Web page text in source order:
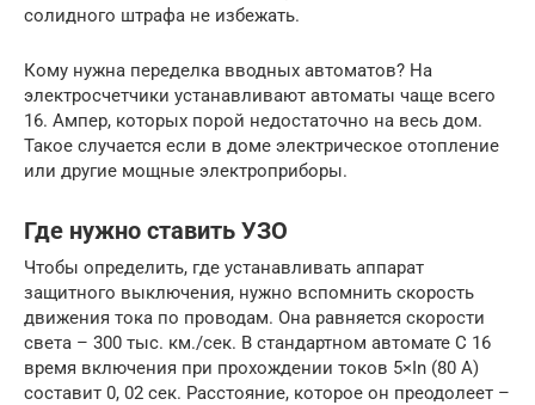
солидного штрафа не избежать.
Кому нужна переделка вводных автоматов? На
электросчетчики устанавливают автоматы чаще всего
16. Ампер, которых порой недостаточно на весь дом.
Такое случается если в доме электрическое отопление
или другие мощные электроприборы.
Где нужно ставить УЗО
Чтобы определить, где устанавливать аппарат
защитного выключения, нужно вспомнить скорость
движения тока по проводам. Она равняется скорости
света – 300 тыс. км./сек. В стандартном автомате С 16
время включения при прохождении токов 5×In (80 А)
составит 0, 02 сек. Расстояние, которое он преодолеет –